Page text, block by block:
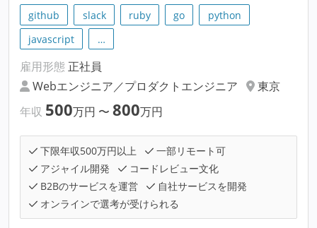
github slack ruby go
python
javascript
…
雇用形態 正社員
Webエンジニア／プロダクトエンジニア
東京
年収 500万円 〜 800万円
下限年収500万円以上
一部リモート可
アジャイル開発
コードレビュー文化
B2Bのサービスを運営
自社サービスを開発
オンラインで選考が受けられる